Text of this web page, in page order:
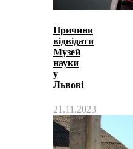
Причини
відвідати
Музей
науки
у
Львові
21.11.2023